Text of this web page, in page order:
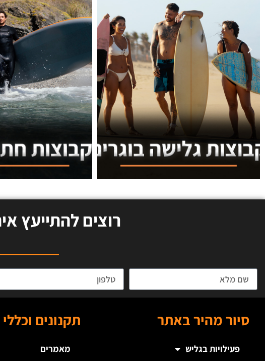
רוצים להתייעץ
סיור מהיר באתר
פעילויות בגליש
תקנונים וכללי
מאמרים